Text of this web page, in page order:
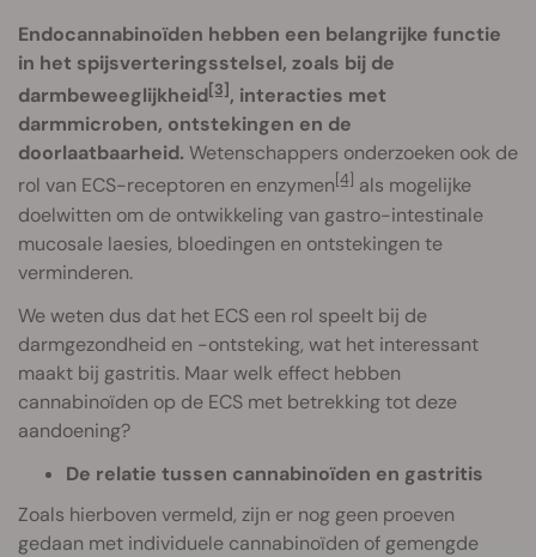
Endocannabinoïden hebben een belangrijke functie
in het spijsverteringsstelsel, zoals bij de
darmbeweeglijkheid[3], interacties met
darmmicroben, ontstekingen en de
doorlaatbaarheid. Wetenschappers onderzoeken ook de
rol van ECS-receptoren en enzymen[4] als mogelijke
doelwitten om de ontwikkeling van gastro-intestinale
mucosale laesies, bloedingen en ontstekingen te
verminderen.
We weten dus dat het ECS een rol speelt bij de
darmgezondheid en -ontsteking, wat het interessant
maakt bij gastritis. Maar welk effect hebben
cannabinoïden op de ECS met betrekking tot deze
aandoening?
De relatie tussen cannabinoïden en gastritis
Zoals hierboven vermeld, zijn er nog geen proeven
gedaan met individuele cannabinoïden of gemengde